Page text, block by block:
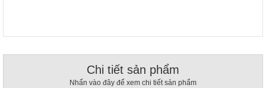
Nhà
Chi tiết sản phẩm
Nhấn vào đây để xem chi tiết sản phẩm